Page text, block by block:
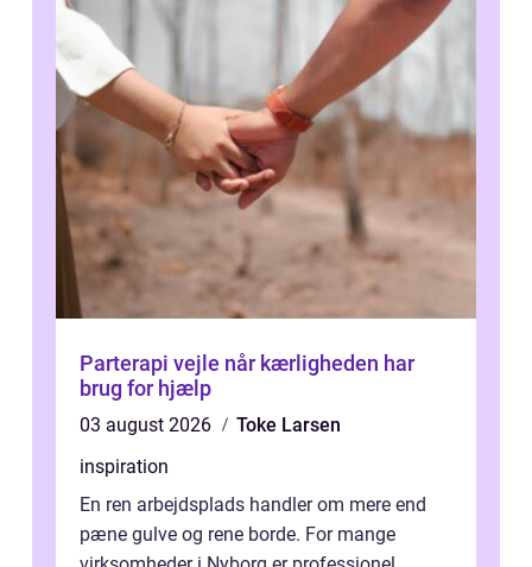
Parterapi vejle når kærligheden har
brug for hjælp
03 august 2026
Toke Larsen
inspiration
En ren arbejdsplads handler om mere end
pæne gulve og rene borde. For mange